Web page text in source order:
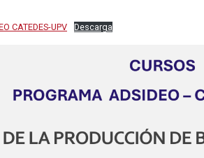
CATEDES-UPV Descarga